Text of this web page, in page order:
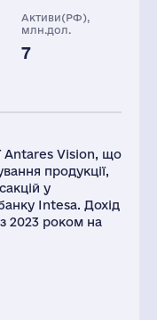
Активи(РФ),
млн.дол.
7
Antares Vision, що
продукції,
у
Intesa. Дохід
2023 роком на